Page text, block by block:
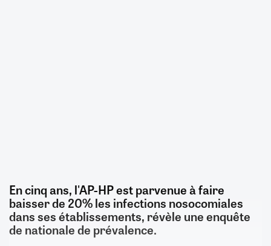
En cinq ans, l'AP-HP est parvenue à faire
baisser de 20% les infections nosocomiales
dans ses établissements, révèle une enquête
de nationale de prévalence.